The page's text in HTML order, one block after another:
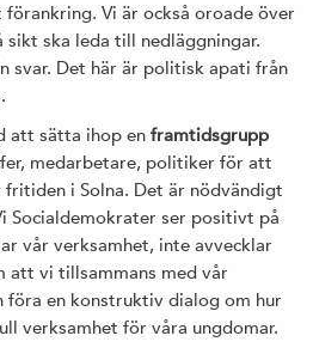
Vi är också oroade över
ska leda till nedläggningar.
svar. Det här är politisk apati från
att sätta ihop en framtidsgrupp
medarbetare, politiker för att
i Solna. Det är nödvändigt
Socialdemokrater ser positivt på
vår verksamhet, inte avvecklar
att vi tillsammans med vår
föra en konstruktiv dialog om hur
verksamhet för våra ungdomar.